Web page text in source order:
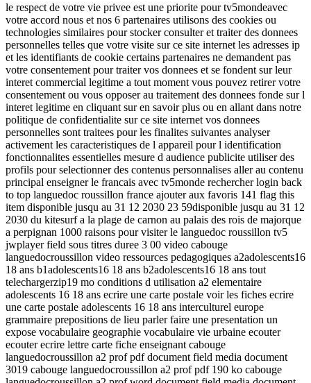
le respect de votre vie privee est une priorite pour tv5mondeavec
votre accord nous et nos 6 partenaires utilisons des cookies ou
technologies similaires pour stocker consulter et traiter des donnees
personnelles telles que votre visite sur ce site internet les adresses ip
et les identifiants de cookie certains partenaires ne demandent pas
votre consentement pour traiter vos donnees et se fondent sur leur
interet commercial legitime a tout moment vous pouvez retirer votre
consentement ou vous opposer au traitement des donnees fonde sur l
interet legitime en cliquant sur en savoir plus ou en allant dans notre
politique de confidentialite sur ce site internet vos donnees
personnelles sont traitees pour les finalites suivantes analyser
activement les caracteristiques de l appareil pour l identification
fonctionnalites essentielles mesure d audience publicite utiliser des
profils pour selectionner des contenus personnalises aller au contenu
principal enseigner le francais avec tv5monde rechercher login back
to top languedoc roussillon france ajouter aux favoris 141 flag this
item disponible jusqu au 31 12 2030 23 59disponible jusqu au 31 12
2030 du kitesurf a la plage de carnon au palais des rois de majorque
a perpignan 1000 raisons pour visiter le languedoc roussillon tv5
jwplayer field sous titres duree 3 00 video cabouge
languedocroussillon video ressources pedagogiques a2adolescents16
18 ans b1adolescents16 18 ans b2adolescents16 18 ans tout
telechargerzip19 mo conditions d utilisation a2 elementaire
adolescents 16 18 ans ecrire une carte postale voir les fiches ecrire
une carte postale adolescents 16 18 ans interculturel europe
grammaire prepositions de lieu parler faire une presentation un
expose vocabulaire geographie vocabulaire vie urbaine ecouter
ecouter ecrire lettre carte fiche enseignant cabouge
languedocroussillon a2 prof pdf document field media document
3019 cabouge languedocroussillon a2 prof pdf 190 ko cabouge